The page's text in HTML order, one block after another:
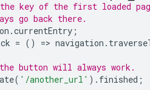
key of the first loaded
go back there.
.currentEntry ;
= () => navigation .
button will always work.
( '/another_url' ). finished ;